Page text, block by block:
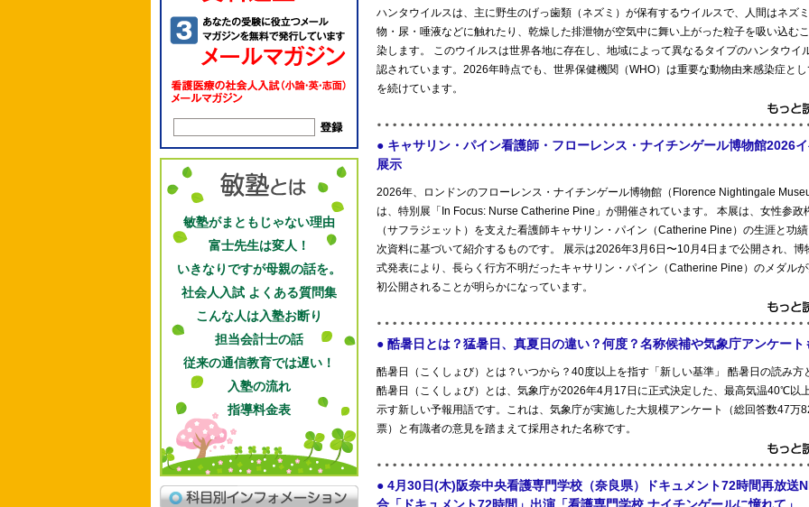
敏塾がまともじゃない理由
富士先生は変人！
いきなりですが母親の話を。
社会人入試 よくある質問集
こんな人は入塾お断り
担当会計士の話
従来の通信教育では遅い！
入塾の流れ
指導料金表